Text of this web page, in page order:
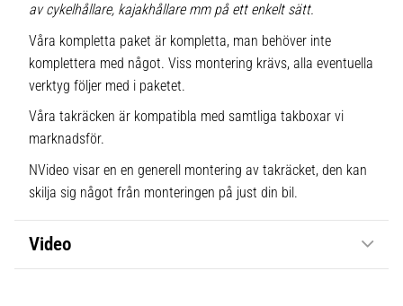
av cykelhållare, kajakhållare mm på ett enkelt sätt.
Våra kompletta paket är kompletta, man behöver inte
komplettera med något. Viss montering krävs, alla eventuella
verktyg följer med i paketet.
Våra takräcken är kompatibla med samtliga takboxar vi
marknadsför.
NVideo visar en en generell montering av takräcket, den kan
skilja sig något från monteringen på just din bil.
Video